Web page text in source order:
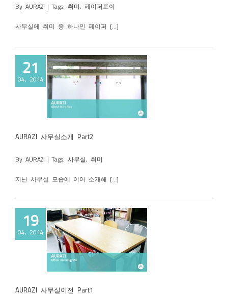
By AURAZI | Tags: 취미 페이퍼토이
사무실에 취미 중 하나인 페이퍼 [...]
21
04, 2014
AURAZI 사무실소개 Part2
By AURAZI | Tags: 사무실 , 취미
지난 사무실 모습에 이어 소개해 [...]
19
04, 2014
AURAZI 사무실이전 Part1